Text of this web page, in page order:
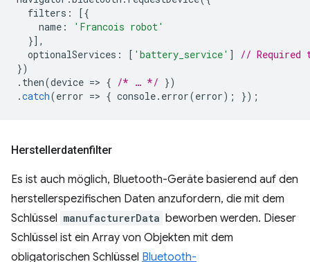
filters :
[{
name :
'Francois robot'
}],
optionalServices : [ 'battery_service' ]
// Required
})
. then(device => { /* … */ })
.catch(error => { console. error(error); });
Herstellerdatenfilter
Es ist auch möglich, Bluetooth-Geräte basierend auf den
herstellerspezifischen Daten anzufordern, die mit dem
Schlüssel manufacturerData beworben werden. Dieser
Schlüssel ist ein Array von Objekten mit dem
obligatorischen Schlüssel Bluetooth-